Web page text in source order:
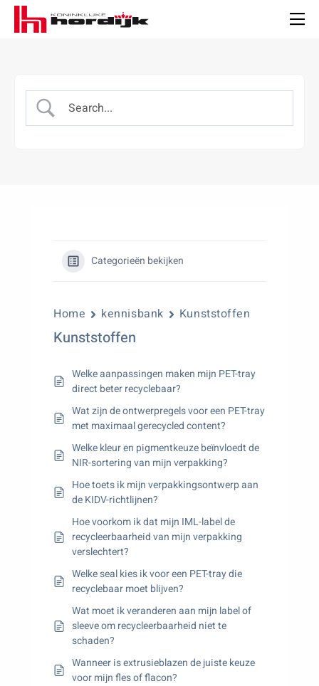
Koninklijke
Hordijk
Categorieën bekijken
Home kennisbank Kunststoffen
Kunststoffen
Welke aanpassingen maken mijn PET-tray
direct beter recyclebaar?
Wat zijn de ontwerpregels voor een PET-tray
met maximaal gerecycled content?
Welke kleur en pigmentkeuze beïnvloedt de
NIR-sortering van mijn verpakking?
Hoe toets ik mijn verpakkingsontwerp aan
de KIDV-richtlijnen?
Hoe voorkom ik dat mijn IML-label de
recycleerbaarheid van mijn verpakking
verslechtert?
Welke seal kies ik voor een PET-tray die
recyclebaar moet blijven?
Wat moet ik veranderen aan mijn label of
sleeve om recycleerbaarheid niet te
schaden?
Wanneer is extrusieblazen de juiste keuze
voor mijn fles of flacon?